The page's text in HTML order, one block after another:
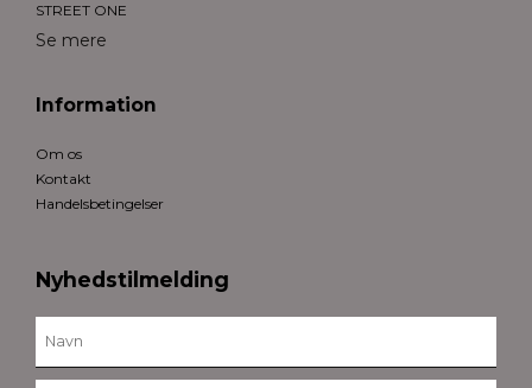
STREET ONE
Se mere
Information
Om os
Kontakt
Handelsbetingelser
Nyhedstilmelding